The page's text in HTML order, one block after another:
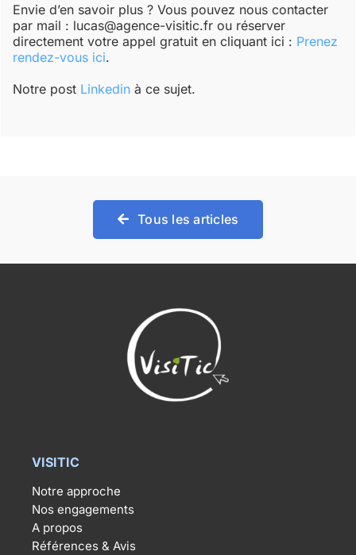
Envie d’en savoir plus ? Vous pouvez nous contacter
par mail : lucas@agence-visitic.fr ou réserver
directement votre appel gratuit en cliquant ici : Prenez
rendez-vous ici.
Notre post Linkedin à ce sujet.
Tous les articles
VISITIC
Notre approche
Nos engagements
A propos
Références & Avis